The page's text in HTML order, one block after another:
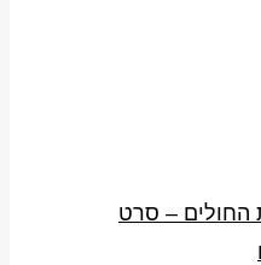
החולים – סרט